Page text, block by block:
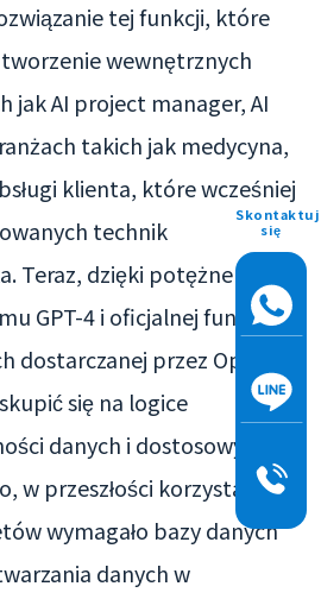
tej funkcji, które
wewnętrznych
jak AI project manager, AI
takich jak medycyna,
klienta, które wcześniej
technik
Teraz, dzięki potężnemu
GPT-4 i oficjalnej funkcji
dostarczanej przez OpenAI,
się na logice
danych i dostosowywaniu
w przeszłości korzystanie z
wymagało bazy danych
danych w
Skontaktuj
się